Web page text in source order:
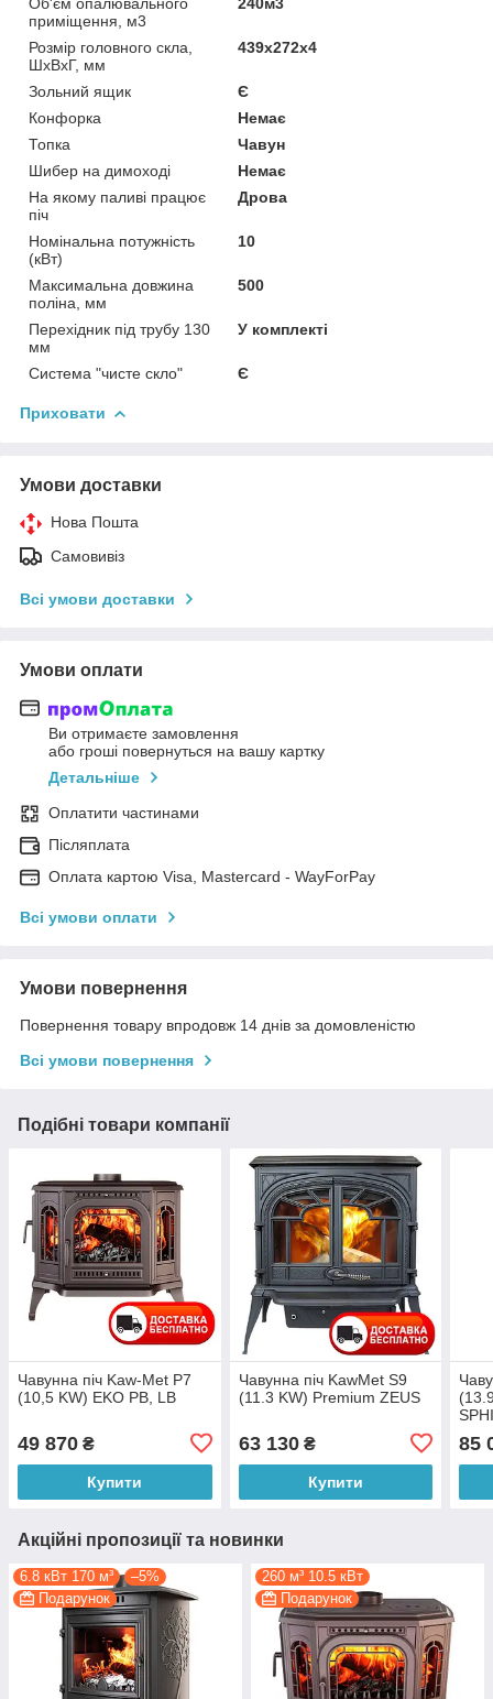
приміщення, м3
Розмір головного скла,
ШхВхГ, мм
439х272х4
Зольний ящик
Є
Конфорка
Немає
Топка
Чавун
Шибер на димоході
Немає
На якому паливі працює
піч
Дрова
Номінальна потужність
(кВт)
10
Максимальна довжина
поліна, мм
500
Перехідник під трубу 130
мм
У комплекті
Система "чисте скло" Є
Приховати
Умови доставки
Нова Пошта
Самовивіз
Всі умови доставки
Умови оплати
Ви отримаєте замовлення
або гроші повернуться на вашу картку
Детальніше
Оплатити частинами
Післяплата
Оплата картою Visa, Mastercard - WayForPay
Всі умови оплати
Умови повернення
Повернення товару впродовж 14 днів за домовленістю
Всі умови повернення
Подібні товари компанії
Чавунна піч Kaw-Met P7
(10,5 KW) EKO PB, LB
49 870 ₴
Купити
Чавунна піч KawMet S9
(11.3 KW) Premium ZEUS
63 130₴
Купити
85
Акційні пропозиції та новинки
6.8 кВт 170 м³
–5%
Подарунок
260 м³ 10.5 кВт
Подарунок